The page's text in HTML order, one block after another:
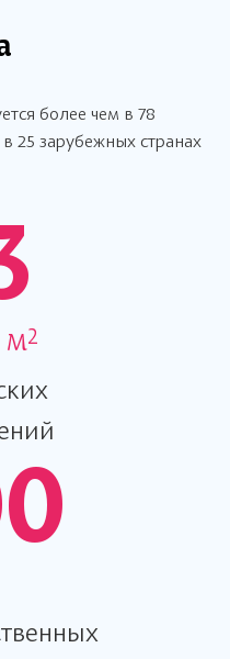
более чем в 78
25 зарубежных странах